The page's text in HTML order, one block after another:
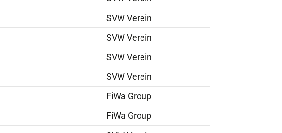
SVW Verein
SVW Verein
SVW Verein
SVW Verein
FiWa Group
FiWa Group